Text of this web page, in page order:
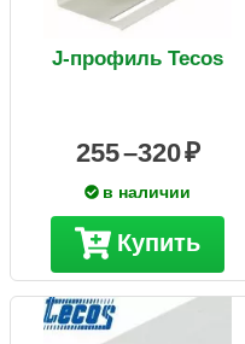
J-профиль Tecos
255 –320
в наличии
Купить